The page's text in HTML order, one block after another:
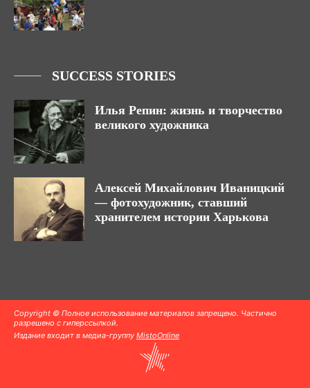
SUCCESS STORIES
Илья Репин: жизнь и творчество
великого художника
Алексей Михайлович Иваницкий
— фотохудожник, ставший
хранителем истории Харькова
Copyright © Полное использование материалов запрещено. Частично
разрешено с гиперссылкой.
Издание входит в медиа-группу MistoOnline